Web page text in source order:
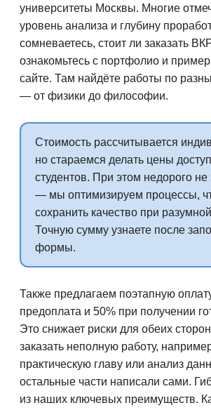
университеты Москвы. Многие
уровень анализа и глубину
сомневаетесь, стоит ли заказать
ознакомьтесь с портфолио и
сайте. Там найдёте работы по
— от физики до философии.
Стоимость рассчитывается
но стараемся делать цены
студентов. При этом недорого не
— мы оптимизируем процессы,
сохранить качество при
Точную сумму узнаете после
формы.
Также предлагаем поэтапную
предоплата и 50% при получении
Это снижает риски для обеих
заказать неполную работу,
практическую главу или анализ
остальные части написали сами.
из наших ключевых преимуществ.